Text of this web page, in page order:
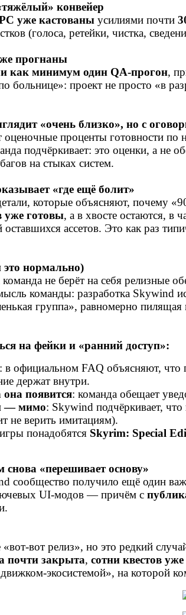
конвейер
уже кастованы усилиями почти
(голоса, ретейки, чистка,
прогнаны
как минимум один QA‑прогон,
больнице»: проект не просто «в
«очень близко», но с
проценты готовности по
подчёркивает: это оценки, а не
на стыках систем.
«где ещё болит»
которые объясняют, почему
уже готовы, а в хвосте остаются, в
ассетов. Это как раз
это нормально)
не берёт на себя релизные
команды: разработка Skywind
группа», равномерно
на фейки и «ранний доступ»:
: в официальном FAQ объясняют, что
держат внутри.
появится: команда обещает
— мимо: Skywind подчёркивает, что
не верить имитациям).
понадобятся Skyrim: Special
снова «перешивает основу»
сообщество получило ещё один
UI‑модов — причём с
вот релиз», но это редкий
почти закрыта, сотни квестов
на которой